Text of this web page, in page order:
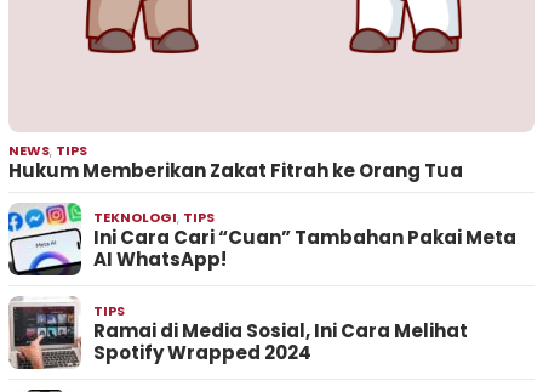
NEWS, TIPS
Hukum Memberikan Zakat Fitrah ke Orang Tua
TEKNOLOGI, TIPS
Ini Cara Cari “Cuan” Tambahan Pakai Meta
AI WhatsApp!
TIPS
Ramai di Media Sosial, Ini Cara Melihat
Spotify Wrapped 2024